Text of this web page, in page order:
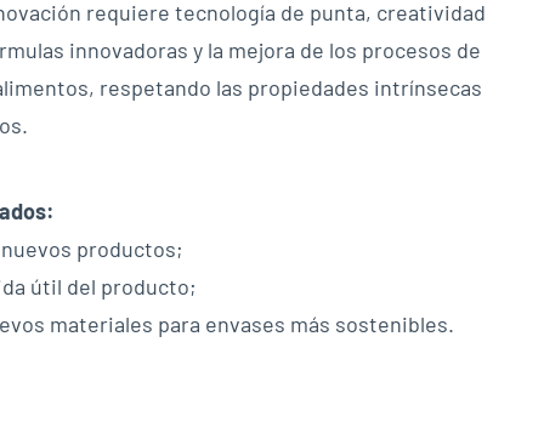
requiere tecnología de punta, creatividad
innovadoras y la mejora de los procesos de
respetando las propiedades intrínsecas
productos;
útil del producto;
materiales para envases más sostenibles.